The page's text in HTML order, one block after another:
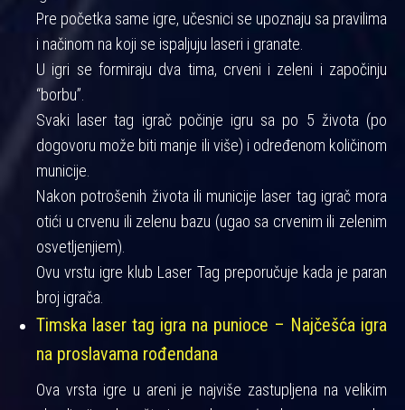
Pre početka same igre, učesnici se upoznaju sa pravilima
i načinom na koji se ispaljuju laseri i granate.
U igri se formiraju dva tima, crveni i zeleni i započinju
“borbu”.
Svaki laser tag igrač počinje igru sa po 5 života (po
dogovoru može biti manje ili više) i određenom količinom
municije.
Nakon potrošenih života ili municije laser tag igrač mora
otići u crvenu ili zelenu bazu (ugao sa crvenim ili zelenim
osvetljenjiem).
Ovu vrstu igre klub Laser Tag preporučuje kada je paran
broj igrača.
Timska laser tag igra na punioce – Najčešća igra
na proslavama rođendana
Ova vrsta igre u areni je najviše zastupljena na velikim